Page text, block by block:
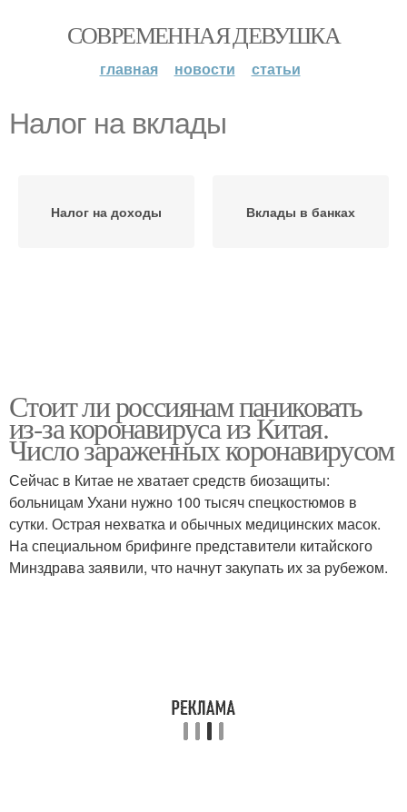
СОВРЕМЕННАЯ ДЕВУШКА
главная новости статьи
Налог на вклады
Налог на доходы Вклады в банках
Стоит ли россиянам паниковать
из-за коронавируса из Китая.
Число зараженных коронавирусом
Сейчас в Китае не хватает средств биозащиты:
больницам Ухани нужно 100 тысяч спецкостюмов в
сутки. Острая нехватка и обычных медицинских масок.
На специальном брифинге представители китайского
Минздрава заявили, что начнут закупать их за рубежом.